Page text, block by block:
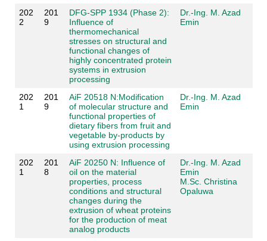
202
2
201
9
DFG-SPP 1934 (Phase 2):
Influence of
thermomechanical
stresses on structural and
functional changes of
highly concentrated protein
systems in extrusion
processing
Dr.-Ing. M. Azad
Emin
202
1
201
9
AiF 20518 N:Modification
of molecular structure and
functional properties of
dietary fibers from fruit and
vegetable by-products by
using extrusion processing
Dr.-Ing. M. Azad
Emin
202
1
201
8
AiF 20250 N: Influence of
oil on the material
properties, process
conditions and structural
changes during the
extrusion of wheat proteins
for the production of meat
analog products
Dr.-Ing. M. Azad
Emin
M.Sc. Christina
Opaluwa